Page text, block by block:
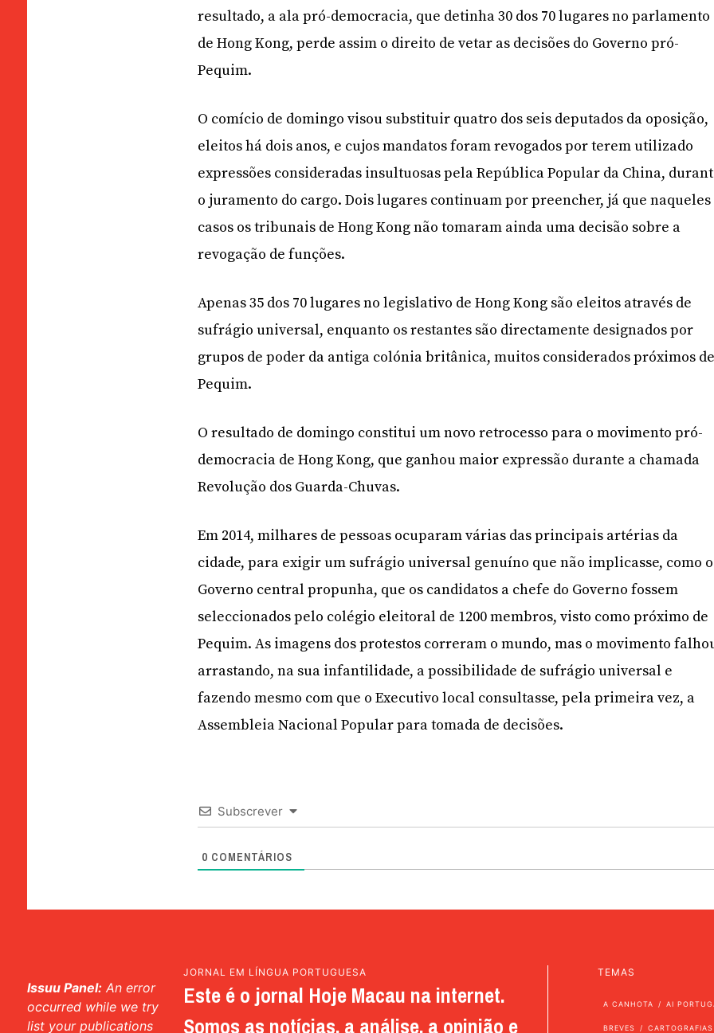
resultado, a ala pró-democracia, que detinha 30 dos 70 lugares no parlamento
de Hong Kong, perde assim o direito de vetar as decisões do Governo pró-
Pequim.
O comício de domingo visou substituir quatro dos seis deputados da oposição,
eleitos há dois anos, e cujos mandatos foram revogados por terem utilizado
expressões consideradas insultuosas pela República Popular da China,
o juramento do cargo. Dois lugares continuam por preencher, já que naqueles
casos os tribunais de Hong Kong não tomaram ainda uma decisão sobre a
revogação de funções.
Apenas 35 dos 70 lugares no legislativo de Hong Kong são eleitos através de
sufrágio universal, enquanto os restantes são directamente designados por
grupos de poder da antiga colónia britânica, muitos considerados próximos
Pequim.
O resultado de domingo constitui um novo retrocesso para o movimento pró-
democracia de Hong Kong, que ganhou maior expressão durante a chamada
Revolução dos Guarda-Chuvas.
Em 2014, milhares de pessoas ocuparam várias das principais artérias da
cidade, para exigir um sufrágio universal genuíno que não implicasse, como o
Governo central propunha, que os candidatos a chefe do Governo fossem
seleccionados pelo colégio eleitoral de 1200 membros, visto como próximo de
Pequim. As imagens dos protestos correram o mundo, mas o movimento
arrastando, na sua infantilidade, a possibilidade de sufrágio universal e
fazendo mesmo com que o Executivo local consultasse, pela primeira vez, a
Assembleia Nacional Popular para tomada de decisões.
Subscrever
0 COMENTÁRIOS
Issuu Panel: An error
occurred while we try
list your publications
JORNAL EM LÍNGUA PORTUGUESA
Este é o jornal Hoje Macau na internet.
Somos as notícias, a análise, a opinião e
TEMAS
A CANHOTA AI
BREVES CARTOGRAFIAS